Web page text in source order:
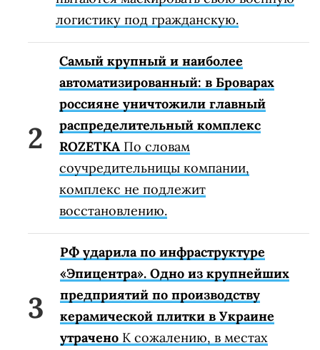
логистику под гражданскую.
Самый крупный и наиболее
автоматизированный: в Броварах
россияне уничтожили главный
распределительный комплекс
ROZETKA По словам
соучредительницы компании,
комплекс не подлежит
восстановлению.
РФ ударила по инфраструктуре
«Эпицентра». Одно из крупнейших
предприятий по производству
керамической плитки в Украине
утрачено К сожалению, в местах